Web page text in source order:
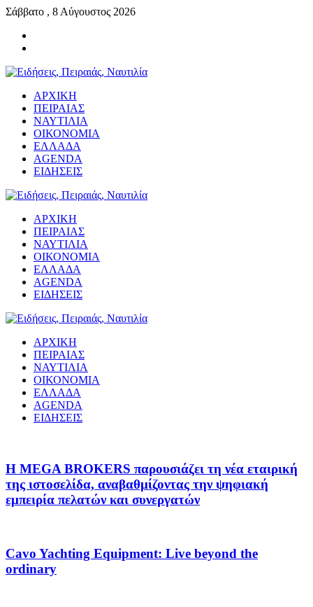
Σάββατο , 8 Αύγουστος 2026
ΑΡΧΙΚΗ
ΠΕΙΡΑΙΑΣ
ΝΑΥΤΙΛΙΑ
ΟΙΚΟΝΟΜΙΑ
ΕΛΛΑΔΑ
AGENDA
ΕΙΔΗΣΕΙΣ
ΑΡΧΙΚΗ
ΠΕΙΡΑΙΑΣ
ΝΑΥΤΙΛΙΑ
ΟΙΚΟΝΟΜΙΑ
ΕΛΛΑΔΑ
AGENDA
ΕΙΔΗΣΕΙΣ
ΑΡΧΙΚΗ
ΠΕΙΡΑΙΑΣ
ΝΑΥΤΙΛΙΑ
ΟΙΚΟΝΟΜΙΑ
ΕΛΛΑΔΑ
AGENDA
ΕΙΔΗΣΕΙΣ
Η MEGA BROKERS παρουσιάζει τη νέα εταιρική
της ιστοσελίδα, αναβαθμίζοντας την ψηφιακή
εμπειρία πελατών και συνεργατών
Cavo Yachting Equipment: Live beyond the
ordinary